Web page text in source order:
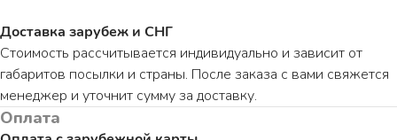
Доставка зарубеж и СНГ
Стоимость рассчитывается индивидуально и зависит от
габаритов посылки и страны. После заказа с вами свяжется
менеджер и уточнит сумму за доставку.
Оплата
ПО ВОПРОСАМ ЗАКАЗА ОБРАЩАЙТЕСЬ
ТОЛЬКО В ТЕЛЕГРАМ